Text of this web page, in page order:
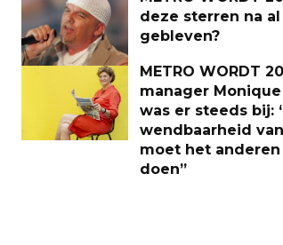
deze sterren na
gebleven?
METRO WORDT
manager
was er steeds bij:
wendbaarheid
moet het
doen”